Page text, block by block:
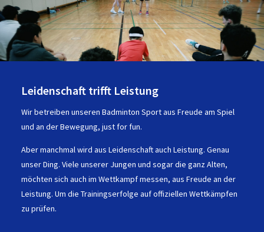
Leidenschaft trifft Leistung
Wir betreiben unseren Badminton Sport aus Freude am Spiel
und an der Bewegung, just for fun.
Aber manchmal wird aus Leidenschaft auch Leistung. Genau
unser Ding. Viele unserer Jungen und sogar die ganz Alten,
möchten sich auch im Wettkampf messen, aus Freude an der
Leistung. Um die Trainingserfolge auf offiziellen Wettkämpfen
zu prüfen.